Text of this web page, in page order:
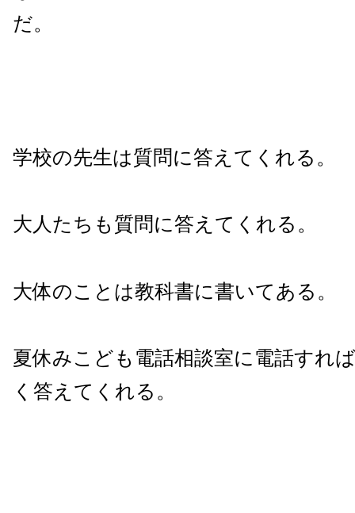
だ。
学校の先生は質問に答えてくれる。
大人たちも質問に答えてくれる。
大体のことは教科書に書いてある。
夏休みこども電話相談室に電話すれ
く答えてくれる。